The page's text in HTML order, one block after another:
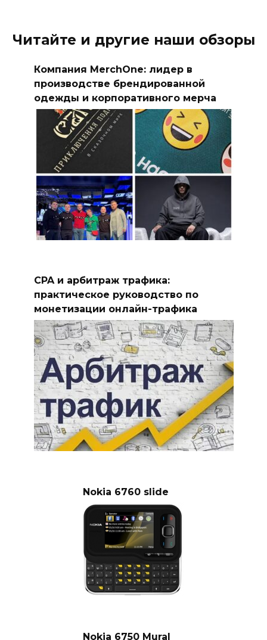
Читайте и другие наши обзоры
Компания MerchOne: лидер в
производстве брендированной
одежды и корпоративного мерча
CPA и арбитраж трафика:
практическое руководство по
монетизации онлайн-трафика
Nokia 6760 slide
Nokia 6750 Mural